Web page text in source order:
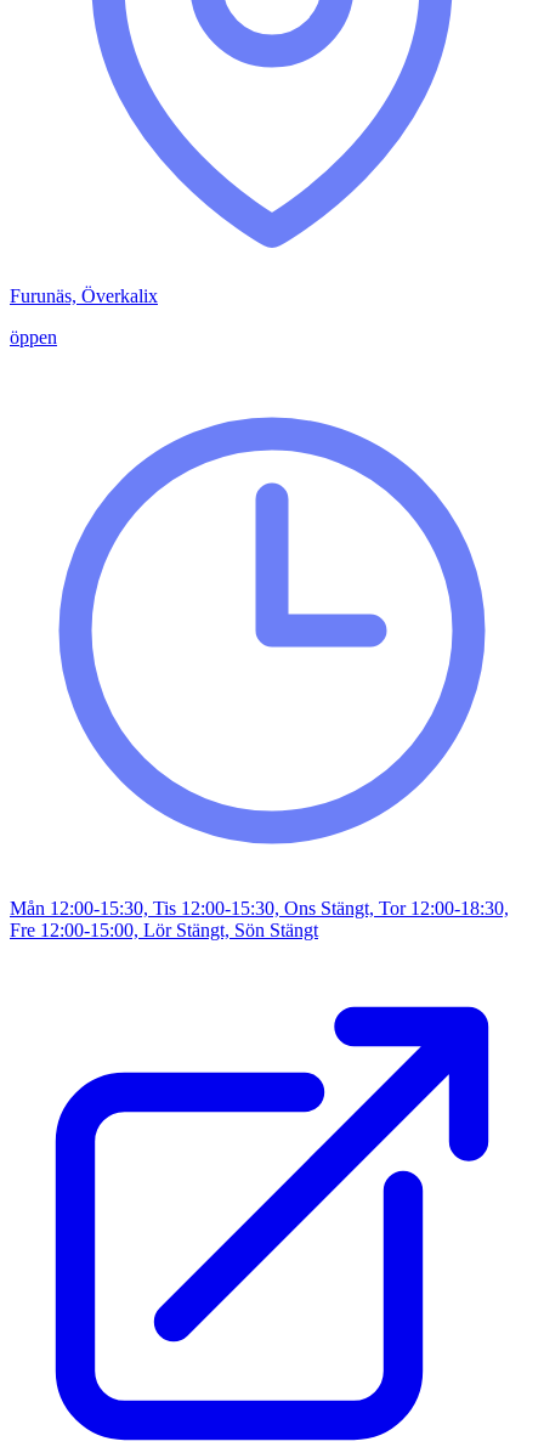
Furunäs, Överkalix
öppen
Mån 12:00-15:30, Tis 12:00-15:30, Ons Stängt, Tor 12:00-18:30,
Fre 12:00-15:00, Lör Stängt, Sön Stängt